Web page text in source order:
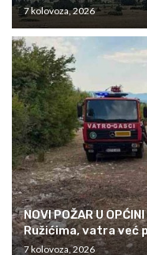
7 kolovoza, 2026
NOVI POŽAR U
Ružićima, vatra već
7 kolovoza, 2026